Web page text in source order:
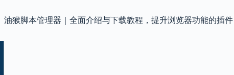
油猴脚本管理器｜全面介绍与下载教程，提升浏览器功能的插件